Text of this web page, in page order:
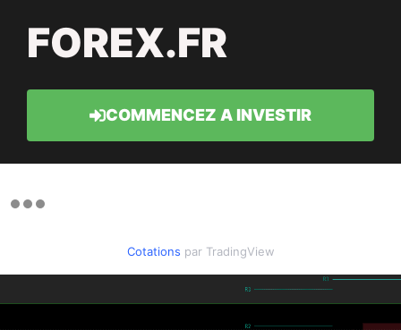
FOREX.FR
COMMENCEZ A INVESTIR
Cotations par TradingView